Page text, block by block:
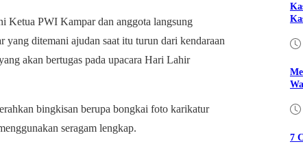
Ketua PWI Kampar dan anggota langsung
ditemani ajudan saat itu turun dari kendaraan
akan bertugas pada upacara Hari Lahir
bingkisan berupa bongkai foto karikatur
seragam lengkap.
7